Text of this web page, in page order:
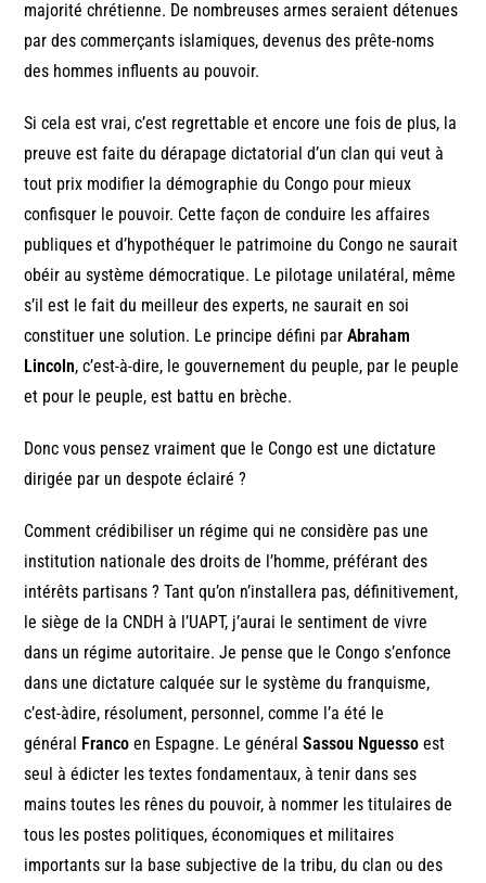
majorité chrétienne. De nombreuses armes seraient détenues
par des commerçants islamiques, devenus des prête-noms
des hommes influents au pouvoir.
Si cela est vrai, c’est regrettable et encore une fois de plus, la
preuve est faite du dérapage dictatorial d’un clan qui veut à
tout prix modifier la démographie du Congo pour mieux
confisquer le pouvoir. Cette façon de conduire les affaires
publiques et d’hypothéquer le patrimoine du Congo ne saurait
obéir au système démocratique. Le pilotage unilatéral, même
s’il est le fait du meilleur des experts, ne saurait en soi
constituer une solution. Le principe défini parAbraham
Lincoln, c’est-à-dire, le gouvernement du peuple, par le peuple
et pour le peuple, est battu en brèche.
Donc vous pensez vraiment que le Congo est une dictature
dirigée par un despote éclairé ?
Comment crédibiliser un régime qui ne considère pas une
institution nationale des droits de l’homme, préférant des
intérêts partisans ? Tant qu’on n’installera pas, définitivement,
le siège de la CNDH à l’UAPT, j’aurai le sentiment de vivre
dans un régime autoritaire. Je pense que le Congo s’enfonce
dans une dictature calquée sur le système du franquisme,
c’est-àdire, résolument, personnel, comme l’a été le
général Franco en Espagne. Le généralSassou Nguesso est
seul à édicter les textes fondamentaux, à tenir dans ses
mains toutes les rênes du pouvoir, à nommer les titulaires de
tous les postes politiques, économiques et militaires
importants sur la base subjective de la tribu, du clan ou des